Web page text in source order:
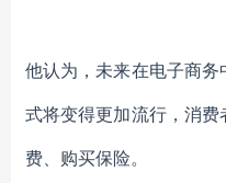
他认为，未来在电子商
式将变得更加流行，消
费、购买保险。